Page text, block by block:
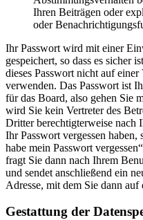
Ihren Beiträgen oder
oder
Ihr Passwort wird mit einer
gespeichert, so dass es sicher
dieses Passwort nicht auf
verwenden. Das Passwort ist
für das Board, also gehen Sie
wird Sie kein Vertreter des
Dritter berechtigterweise nach
Ihr Passwort vergessen
habe mein Passwort
fragt Sie dann nach Ihrem
und sendet anschließend ein
Adresse, mit dem Sie dann
Gestattung der